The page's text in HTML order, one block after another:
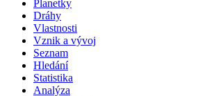
Planetky
Dráhy
Vlastnosti
Vznik a vývoj
Seznam
Hledání
Statistika
Analýza